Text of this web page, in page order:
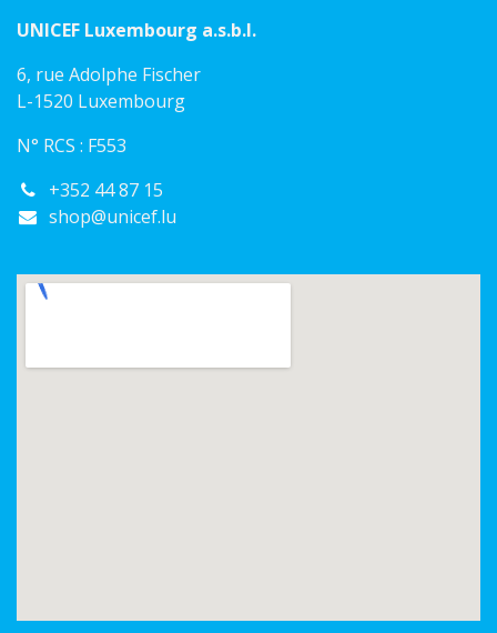
UNICEF Luxembourg a.s.b.l.
6, rue Adolphe Fischer
L-1520 Luxembourg
N° RCS : F553
+352 44 87 15
shop@unicef.lu